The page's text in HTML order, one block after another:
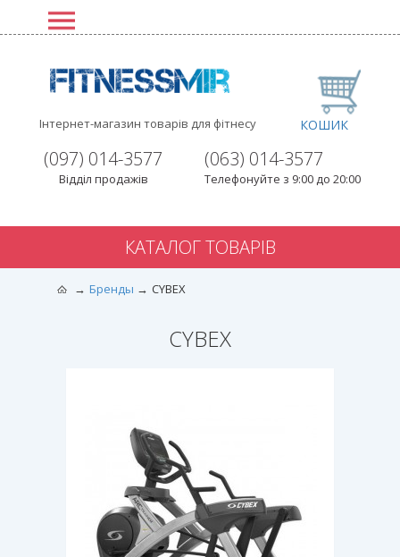
Інтернет-магазин товарів для фітнесу
(063) 014-3577
Телефонуйте з 9:00 до 20:00
(097) 014-3577
Відділ продажів
КОШИК
КАТАЛОГ ТОВАРІВ
Бренды CYBEX
CYBEX